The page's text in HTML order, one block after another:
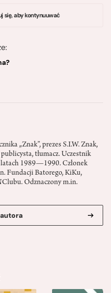
„Znak”, prezes S.I.W. Znak,
tłumacz. Uczestnik
1989—­1990. Członek
Fundacji Batorego, KiK­u,
Odznaczony m.in.
się, aby kontynuuwać